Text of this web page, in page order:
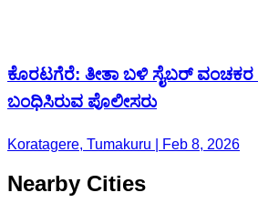
ಕೊರಟಗೆರೆ: ತೀತಾ ಬಳಿ ಸೈಬರ್ ವಂಚಕರ
ಬಂಧಿಸಿರುವ ಪೊಲೀಸರು
Koratagere, Tumakuru | Feb 8, 2026
Nearby Cities